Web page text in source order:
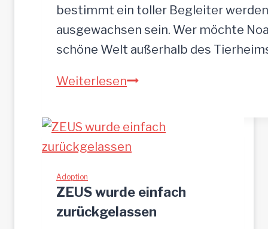
b
r
o
p
a
t
e
s
bestimmt ein toller Begleiter
ausgewachsen sein. Wer möchte
schöne Welt außerhalb des
WeiterlesenN
A
ü
b
Adoption
ZEUS wurde einfach
zurückgelassen